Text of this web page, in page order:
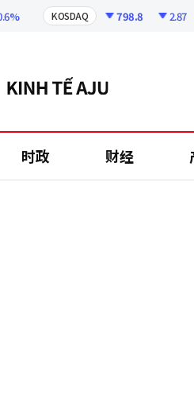
KOSDAQ 798.8 2.87 -
时政 财经